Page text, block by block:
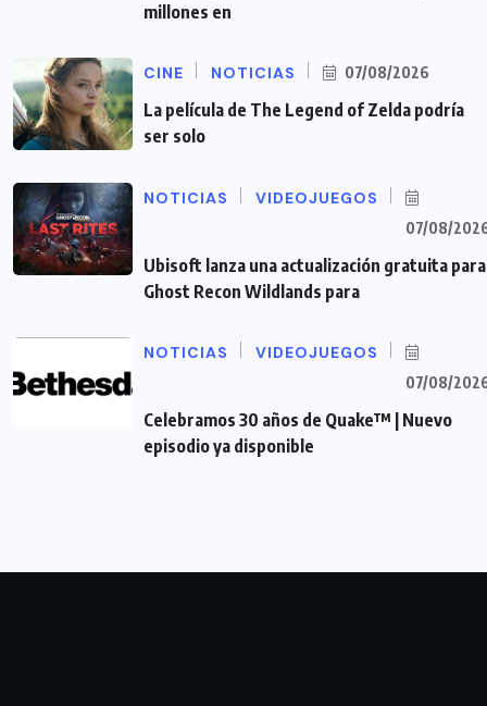
millones en
CINE NOTICIAS 07/08/2026
La película de The Legend of Zelda podría
ser solo
NOTICIAS VIDEOJUEGOS
07/08/
Ubisoft lanza una actualización gratuita para
Ghost Recon Wildlands para
NOTICIAS VIDEOJUEGOS
07/08/
Celebramos 30 años de Quake™ | Nuevo
episodio ya disponible